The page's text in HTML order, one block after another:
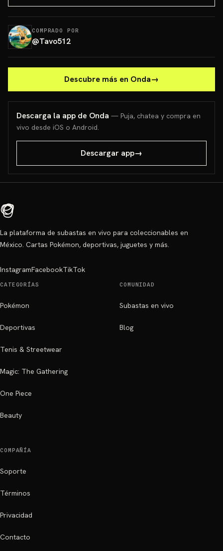
COMPRADO POR
@Tavo512
Descubre más en Onda→
Descarga la app de Onda — Puja, chatea y compra en
vivo desde iOS o Android.
Descargar app→
La plataforma de subastas en vivo para coleccionables en
México. Cartas Pokémon, deportivas, juguetes y más.
InstagramFacebookTikTok
CATEGORÍAS
Pokémon
Deportivas
Tenis & Streetwear
Magic: The Gathering
One Piece
Beauty
COMUNIDAD
Subastas en vivo
Blog
COMPAÑÍA
Soporte
Términos
Privacidad
Contacto